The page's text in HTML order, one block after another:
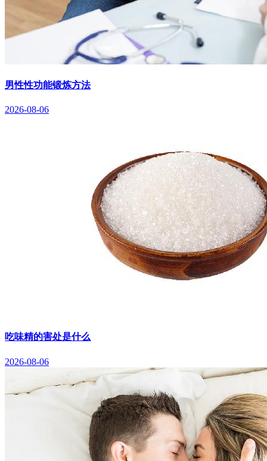
男性性功能锻炼方法
2026-08-06
吃味精的害处是什么
2026-08-06